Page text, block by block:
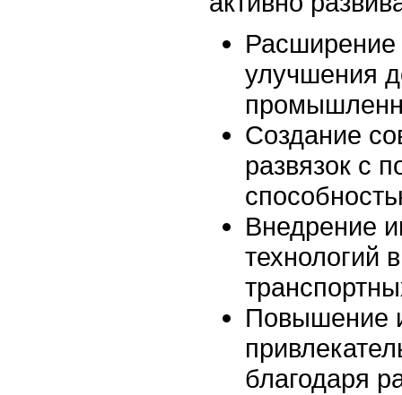
Расширение
улучшения
Создание
развязок с
Внедрение
технологий
Повышение
благодаря